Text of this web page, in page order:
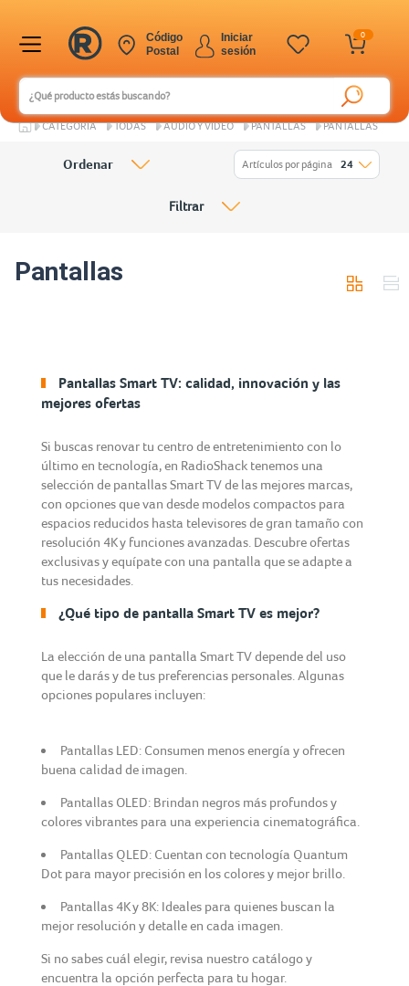
0
Iniciar
sesión
Código
Postal
CATEGORÍA TODAS AUDIO Y VIDEO PANTALLAS PANTALLAS
Pantallas
Ordenar Artículos por página 24
Filtrar
Pantallas Smart TV: calidad, innovación y las
mejores ofertas
Si buscas renovar tu centro de entretenimiento con lo
último en tecnología, en RadioShack tenemos una
selección de pantallas Smart TV de las mejores marcas,
con opciones que van desde modelos compactos para
espacios reducidos hasta televisores de gran tamaño con
resolución 4K y funciones avanzadas. Descubre ofertas
exclusivas y equípate con una pantalla que se adapte a
tus necesidades.
¿Qué tipo de pantalla Smart TV es mejor?
La elección de una pantalla Smart TV depende del uso
que le darás y de tus preferencias personales. Algunas
opciones populares incluyen:
Pantallas LED: Consumen menos energía y ofrecen
buena calidad de imagen.
Pantallas OLED: Brindan negros más profundos y
colores vibrantes para una experiencia cinematográfica.
Pantallas QLED: Cuentan con tecnología Quantum
Dot para mayor precisión en los colores y mejor brillo.
Pantallas 4K y 8K: Ideales para quienes buscan la
mejor resolución y detalle en cada imagen.
Si no sabes cuál elegir, revisa nuestro catálogo y
encuentra la opción perfecta para tu hogar.